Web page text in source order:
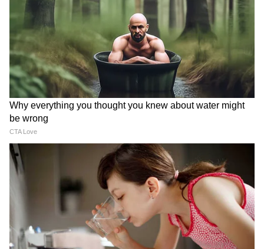
कहते हैं। ये टूल खासतौर से उन लोगों के लिए बना है, जो
काम की शुरुआत करने से डरते हैं। आप इसे बस अपने
प्रोजेक्ट का नाम बताइए। जैसे- 'Create Quarterly
Sales Report', यह एआई उसे 10 छोटे-छोटे बच्चों
वाले स्टेप्स में तोड़ देगा। सुबह ऑफिस आते ही अपने
सबसे कठिन काम को इसमें डालें। जब आपको दिखेगा कि
पहला स्टेप सिर्फ 'एक्सेल शीट ओपन करना और पुराने
कॉलम देखना' है, तो आपका दिमाग तुरंत काम शुरू कर
देगा।
यह आर्टिकल सिर्फ सामान्य जानकारी के लिए
है। इन टूल्स की फ्री सुविधाएं और लिमिट समय के साथ
बदल सकती हैं। इस्तेमाल से पहले टूल की आधिकारिक
वेबसाइट पर ताजा जानकारी और टर्म-कंडीशंस जरूर पढ़
CM Pushkar Dhami की पहली प्रतिक्रिया